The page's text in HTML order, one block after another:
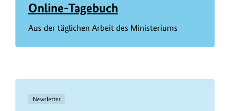
Online-Tagebuch
Aus der täglichen Arbeit des Ministeriums
Newsletter